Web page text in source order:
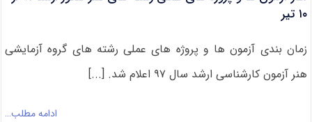
۱۰ تیر
زمان بندی آزمون ها و پروژه های عملی رشته های گروه آزمایشی
هنر آزمون کارشناسی ارشد سال ۹۷ اعلام شد. [...]
ادامه مطلب…